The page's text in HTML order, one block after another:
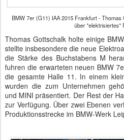
BMW 7er (G11) IAA 2015 Frankfurt -
über "elektrisiertes"
Thomas Gottschalk holte einige
stellte insbesondere die neue
die Stärke des Buchstabens M
fuhren die erwarteten neuen BMW
die gesamte Halle 11. In einem
wurden die zum Unternehmen
und MINI präsentiert. Der Rest der
zur Verfügung. Über zwei Ebenen
Produktionsstrecke im BMW-Werk